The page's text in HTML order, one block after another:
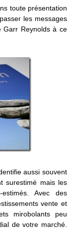
toute présentation
les messages
Garr Reynolds à ce
aussi souvent
surestimé mais les
Avec des
vente et
mirobolants peu
de votre marché.